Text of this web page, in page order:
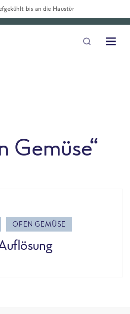
bis an die Haustür
Gemüse“
OFEN GEMÜSE